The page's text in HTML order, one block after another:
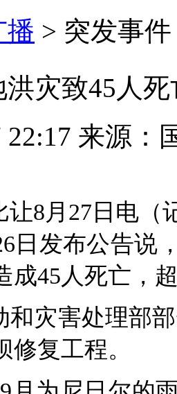
播 > 突发事件
洪灾致45人死
22:17 来源：
让8月27日电
日发布公告说
成45人死亡，
和灾害处理部
复工程。